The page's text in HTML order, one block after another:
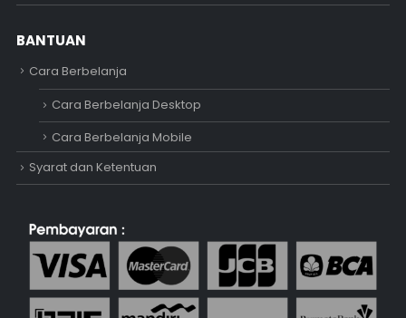
BANTUAN
Cara Berbelanja
Cara Berbelanja Desktop
Cara Berbelanja Mobile
Syarat dan Ketentuan